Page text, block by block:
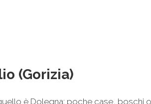
(Gorizia)
è Dolegna: poche case,